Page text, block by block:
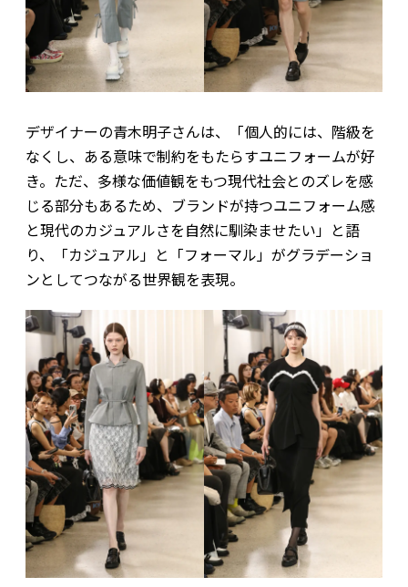
デザイナーの青木明子さんは、「個人的には、階級を
なくし、ある意味で制約をもたらすユニフォームが好
き。ただ、多様な価値観をもつ現代社会とのズレを感
じる部分もあるため、ブランドが持つユニフォーム感
と現代のカジュアルさを自然に馴染ませたい」と語
り、「カジュアル」と「フォーマル」がグラデーショ
ンとしてつながる世界観を表現。